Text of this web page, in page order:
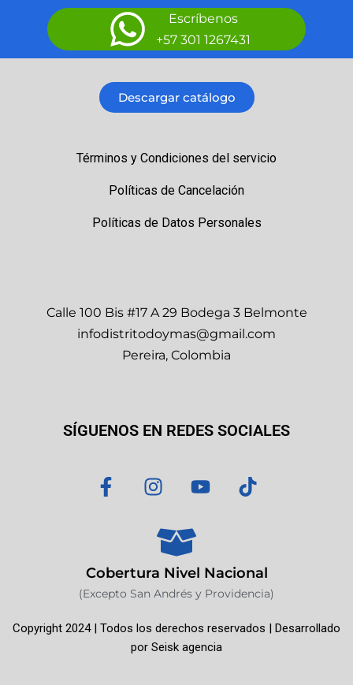
Escríbenos
+57 301 1267431
Descargar catálogo
Términos y Condiciones del servicio
Políticas de Cancelación
Políticas de Datos Personales
Calle 100 Bis #17 A 29 Bodega 3 Belmonte
infodistritodoymas@gmail.com
Pereira, Colombia
SÍGUENOS EN REDES SOCIALES
F
a
o
o
-
I
n
t
a
g
r
m
Y
o
b
e
T
i
k
Cobertura Nivel Nacional
(Excepto San Andrés y Providencia)
Copyright 2024 | Todos los derechos reservados | Desarrollado
por Seisk agencia